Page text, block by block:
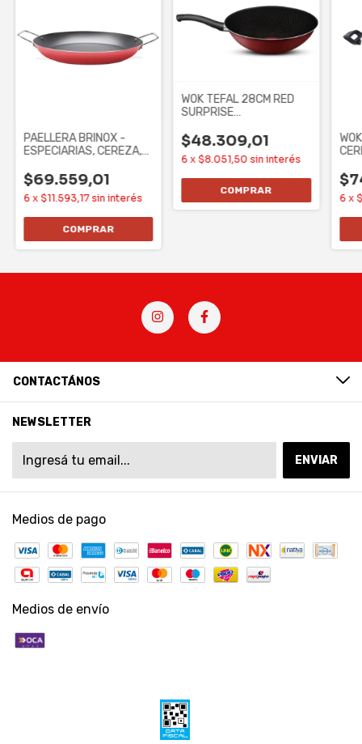
PAELLERA BRINOX -
ESPECIARIAS, CEREZA,
$69.559,01
6 x $11.593,17 sin interés
WOK TEFAL 28CM RED
SURPRISE
(L2T1S6C11)
$48.309,01
6 x $8.051,50 sin interés
6 x
CONTACTÁNOS
NEWSLETTER
Medios de pago
Medios de envío